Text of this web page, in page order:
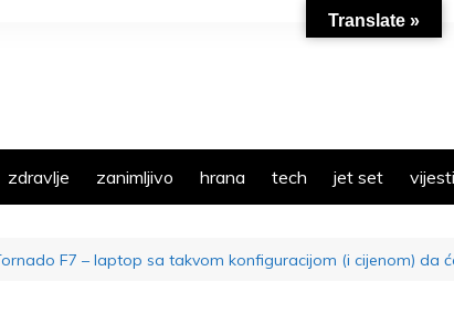
zdravlje zanimljivo hrana tech jet set vijesti
F7 – laptop sa takvom konfiguracijom (i cijenom) da
Translate »